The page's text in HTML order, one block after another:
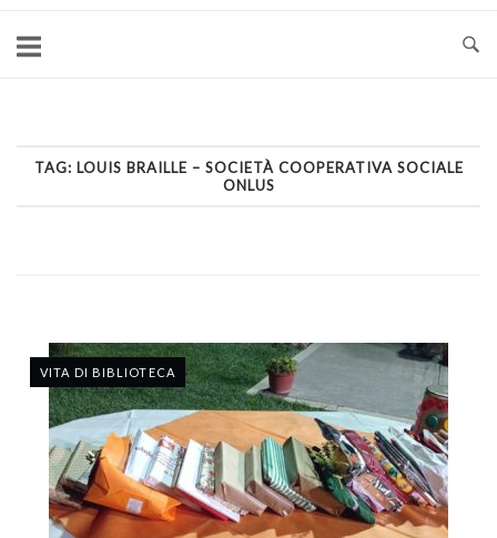
TAG: LOUIS BRAILLE – SOCIETÀ COOPERATIVA SOCIALE
ONLUS
VITA DI BIBLIOTECA